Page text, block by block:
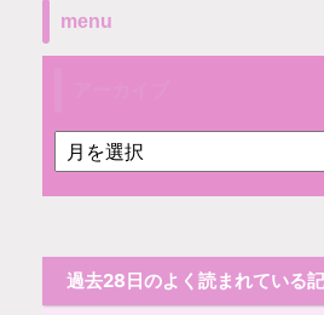
menu
過去28日のよく読まれている